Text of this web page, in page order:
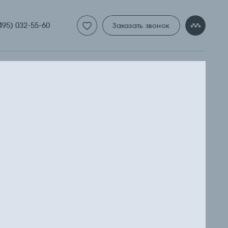
032-55-60 Заказать звонок